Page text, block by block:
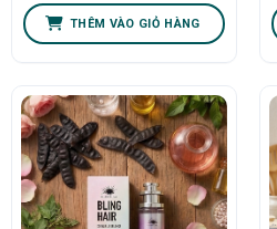
THÊM VÀO GIỎ HÀNG